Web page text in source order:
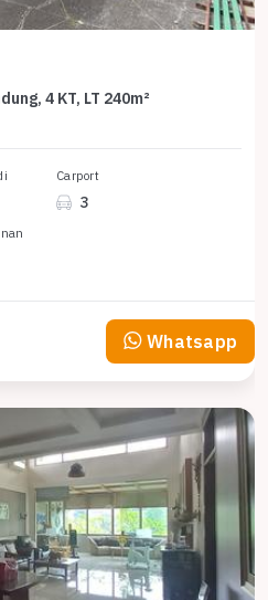
4 KT, LT 240m²
Carport
3
Whatsapp